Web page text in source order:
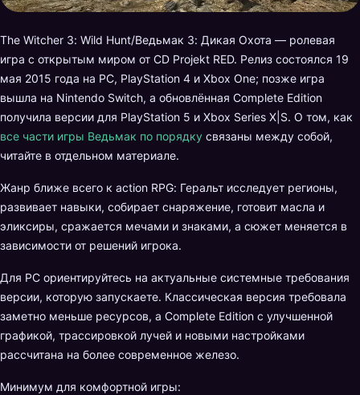
The Witcher 3: Wild Hunt/Ведьмак 3: Дикая Охота — ролевая
игра с открытым миром от CD Projekt RED. Релиз состоялся 19
мая 2015 года на PC, PlayStation 4 и Xbox One; позже игра
вышла на Nintendo Switch, а обновлённая Complete Edition
получила версии для PlayStation 5 и Xbox Series X|S. О том, как
все части игры Ведьмак по порядку связаны между собой,
читайте в отдельном материале.
Жанр ближе всего к action RPG: Геральт исследует регионы,
развивает навыки, собирает снаряжение, готовит масла и
эликсиры, сражается мечами и знаками, а сюжет меняется в
зависимости от решений игрока.
Для PC ориентируйтесь на актуальные системные требования
версии, которую запускаете. Классическая версия требовала
заметно меньше ресурсов, а Complete Edition с улучшенной
графикой, трассировкой лучей и новыми настройками
рассчитана на более современное железо.
Минимум для комфортной игры: